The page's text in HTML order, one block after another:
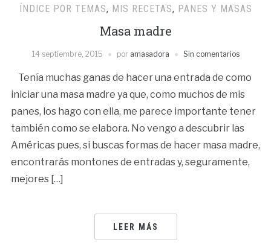
ÍNDICE POR TEMAS, MIS RECETAS, PANES Y MASAS
Masa madre
14 septiembre, 2015 por amasadora Sin comentarios
Tenía muchas ganas de hacer una entrada de como
iniciar una masa madre ya que, como muchos de mis
panes, los hago con ella, me parece importante tener
también como se elabora. No vengo a descubrir las
Américas pues, si buscas formas de hacer masa madre,
encontrarás montones de entradas y, seguramente,
mejores […]
LEER MÁS